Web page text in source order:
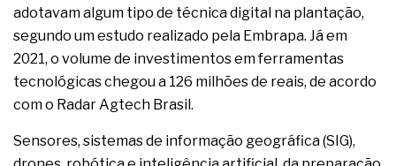
adotavam algum tipo de técnica digital na plantação,
segundo um estudo realizado pela Embrapa. Já em
2021, o volume de investimentos em ferramentas
tecnológicas chegou a 126 milhões de reais, de acordo
com o Radar Agtech Brasil.
Sensores, sistemas de informação geográfica (SIG),